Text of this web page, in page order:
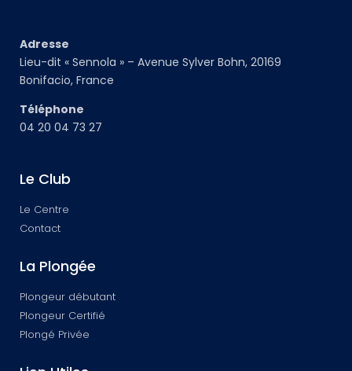
Adresse
Lieu-dit « Sennola » – Avenue Sylver Bohn, 20169
Bonifacio, France
Téléphone
04 20 04 73 27
Le Club
Le Centre
Contact
La Plongée
Plongeur débutant
Plongeur Certifié
Plongé Privée